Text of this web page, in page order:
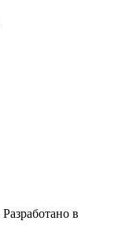
Разработано в